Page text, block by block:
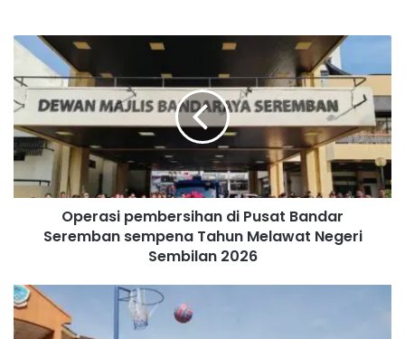
Labu Faez
O
e
r
s
i
p
e
s
i
h
Operasi pembersihan di Pusat Bandar
Seremban sempena Tahun Melawat Negeri
Sembilan 2026
L
e
b